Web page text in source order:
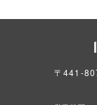
〒441-